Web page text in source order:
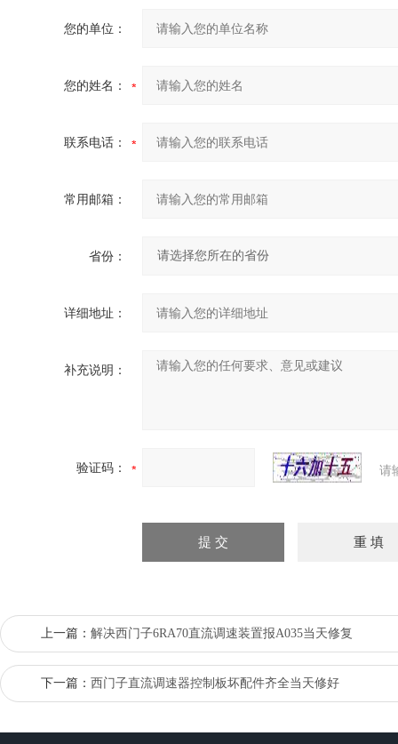
您的单位：
您的姓名：
联系电话：
常用邮箱：
省份：
详细地址：
补充说明：
验证码： 请
上一篇： 解决西门子6RA70直流调速装置报A035当天修复
下一篇： 西门子直流调速器控制板坏配件齐全当天修好